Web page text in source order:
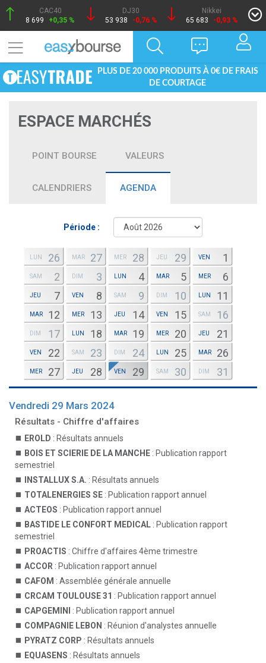
CAC40
8 699
+0,35 %
DJ30
53 938
-0,76 %
Nikkei
65 683
-0,93 %
PLUS DE 20 000 PRODUITS À 0€ DE FRAIS
DE COURTAGE
ESPACE MARCHÉS
POINT BOURSE VALEURS
CALENDRIERS AGENDA
Période :
LUN 26 MAR 27 MER 28 JEU 29 VEN 1
SAM 2 DIM 3 LUN 4 MAR 5 MER 6
JEU 7 VEN 8 SAM 9 DIM 10 LUN 11
MAR 12 MER 13 JEU 14 VEN 15 SAM 16
DIM 17 LUN 18 MAR 19 MER 20 JEU 21
VEN 22 SAM 23 DIM 24 LUN 25 MAR 26
MER 27 JEU 28 VEN 29 SAM 30 DIM 31
Vendredi 29 Mars 2024
Résultats - Chiffre d'affaires
EROLD : Résultats annuels
BOIS ET SCIERIE DE LA MANCHE : Publication rapport
semestriel
INSTALLUX S.A. : Résultats annuels
TOTALENERGIES SE : Publication rapport annuel
ACTEOS : Publication rapport annuel
BASTIDE LE CONFORT MEDICAL : Publication rapport
semestriel
PROACTIS : Chiffre d'affaires 4ème trimestre
ACCOR : Publication rapport annuel
CAFOM : Assemblée générale annuelle
CRCAM TOULOUSE 31 : Publication rapport annuel
CAPGEMINI
: Publication rapport annuel
COMPAGNIE LEBON : Réunion d'analystes annuelle
PYRATZ CORP : Résultats annuels
EQUASENS : Résultats annuels